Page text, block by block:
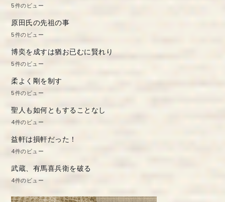
5件のビュー
原田氏の先祖の事
5件のビュー
博奕を成すは猶お已むに賢れり
5件のビュー
柔よく剛を制す
5件のビュー
聖人も如何ともすることなし
4件のビュー
益軒は損軒だった！
4件のビュー
武蔵、有馬喜兵衛を破る
4件のビュー